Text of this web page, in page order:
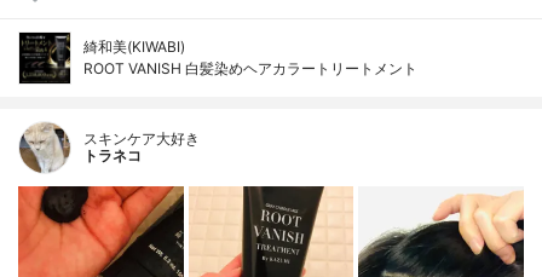
綺和美(KIWABI)
ROOT VANISH 白髪染めヘアカラートリートメント
スキンケア大好き
トラネコ